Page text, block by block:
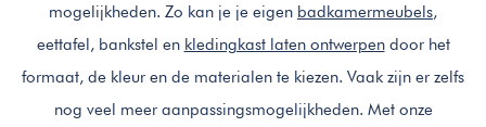
mogelijkheden. Zo kan je je eigen badkamermeubels,
eettafel, bankstel en kledingkast laten ontwerpendoor het
formaat, de kleur en de materialen te kiezen. Vaak zijn er zelfs
nog veel meer aanpassingsmogelijkheden. Met onze